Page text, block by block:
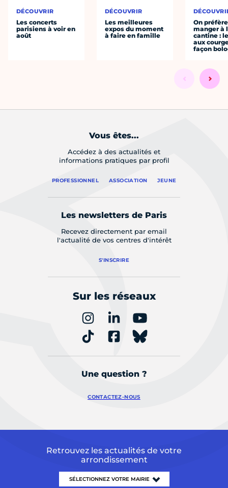
DÉCOUVRIR
Les concerts
parisiens à voir en
août
DÉCOUVRIR
Les meilleures
expos du moment
à faire en famille
On préfère
manger à
cantine :
aux
façon
Vous êtes...
Accédez à des actualités et
informations pratiques par profil
PROFESSIONNEL ASSOCIATION JEUNE
Les newsletters de Paris
Recevez directement par email
l'actualité de vos centres d'intérêt
S'INSCRIRE
Sur les réseaux
Une question ?
CONTACTEZ-NOUS
Retrouvez les actualités de votre
arrondissement